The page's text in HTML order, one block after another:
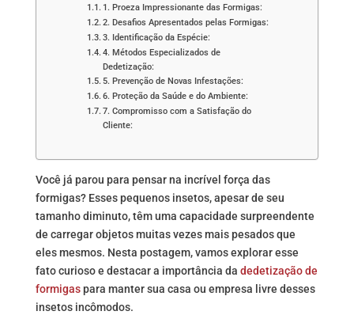
1. Proeza Impressionante das Formigas:
2. Desafios Apresentados pelas Formigas:
3. Identificação da Espécie:
4. Métodos Especializados de
Dedetização:
5. Prevenção de Novas Infestações:
6. Proteção da Saúde e do Ambiente:
7. Compromisso com a Satisfação do
Cliente:
Você já parou para pensar na incrível força das
formigas? Esses pequenos insetos, apesar de seu
tamanho diminuto, têm uma capacidade surpreendente
de carregar objetos muitas vezes mais pesados que
eles mesmos. Nesta postagem, vamos explorar esse
fato curioso e destacar a importância da dedetização de
formigaspara manter sua casa ou empresa livre desses
insetos incômodos.